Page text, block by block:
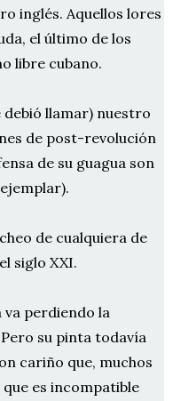
inglés. Aquellos lores
el último de los
libre cubano.
debió llamar) nuestro
de post-revolución
de su guagua son
de cualquiera de
siglo XXI.
va perdiendo la
su pinta todavía
cariño que, muchos
es incompatible